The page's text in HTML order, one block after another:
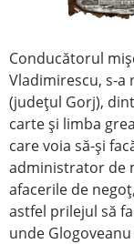
Conducătorul
Vladimirescu, s-a
(judeţul Gorj),
carte şi limba
care voia să-şi
administrator de
afacerile de
astfel prilejul să
unde